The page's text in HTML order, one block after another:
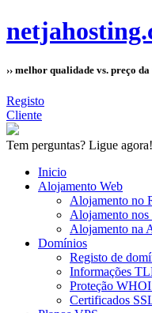
›› melhor qualidade vs. preço da
Registo
Cliente
Tem perguntas? Ligue
Inicio
Alojamento Web
Alojamento no
Alojamento
Alojamento na
Domínios
Registo de
Informações
Proteção
Certificados